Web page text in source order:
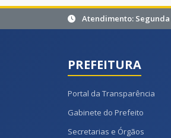
Atendimento: Segunda
PREFEITURA
Portal da Transparência
Gabinete do Prefeito
Secretarias e Órgãos